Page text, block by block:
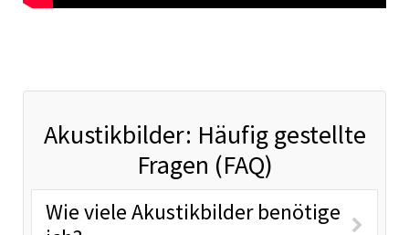
Akustikbilder: Häufig gestellte
Fragen (FAQ)
Wie viele Akustikbilder benötige